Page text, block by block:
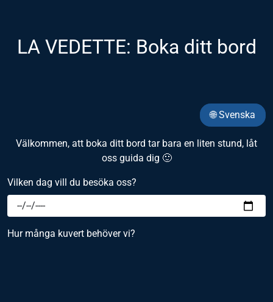
LA VEDETTE: Boka ditt bord
🌐 Svenska
Välkommen, att boka ditt bord tar bara en liten stund, låt
oss guida dig 🙂
Vilken dag vill du besöka oss?
Hur många kuvert behöver vi?